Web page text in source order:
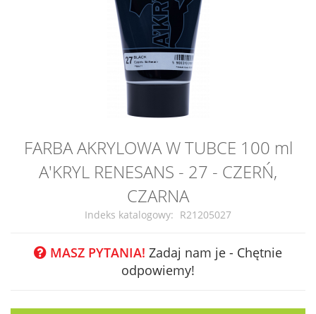
FARBA AKRYLOWA W TUBCE 100 ml
A'KRYL RENESANS - 27 - CZERŃ,
CZARNA
Indeks katalogowy R21205027
MASZ PYTANIA! Zadaj nam je - Chętnie
odpowiemy!
Przejdź
początek